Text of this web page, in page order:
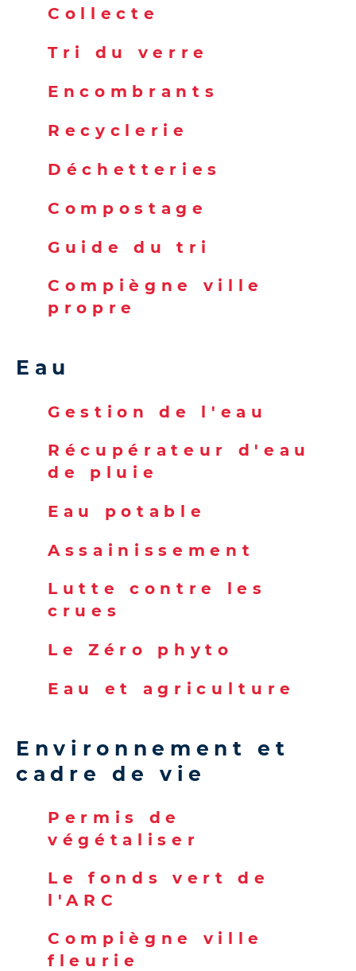
Collecte
Tri du verre
Encombrants
Recyclerie
Déchetteries
Compostage
Guide du tri
Compiègne ville
propre
Eau
Gestion de l'eau
Récupérateur d'eau
de pluie
Eau potable
Assainissement
Lutte contre les
crues
Le Zéro phyto
Eau et agriculture
Environnement et
cadre de vie
Permis de
végétaliser
Le fonds vert de
l'ARC
Compiègne ville
fleurie